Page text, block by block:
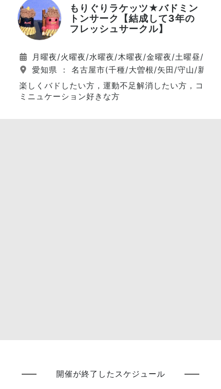
もりぐりラケッツ★バドミン
トンサーク【結成して3年の
フレッシュサークル】
月曜夜/火曜夜/水曜夜/木曜夜/金曜夜/土曜昼/日
愛知県 ： 名古屋市(千種/大曽根/矢田/守山/新守
楽しくバドしたい方，運動不足解消したい方，コ
ミニュケーション好きな方
開催が終了したスケジュール